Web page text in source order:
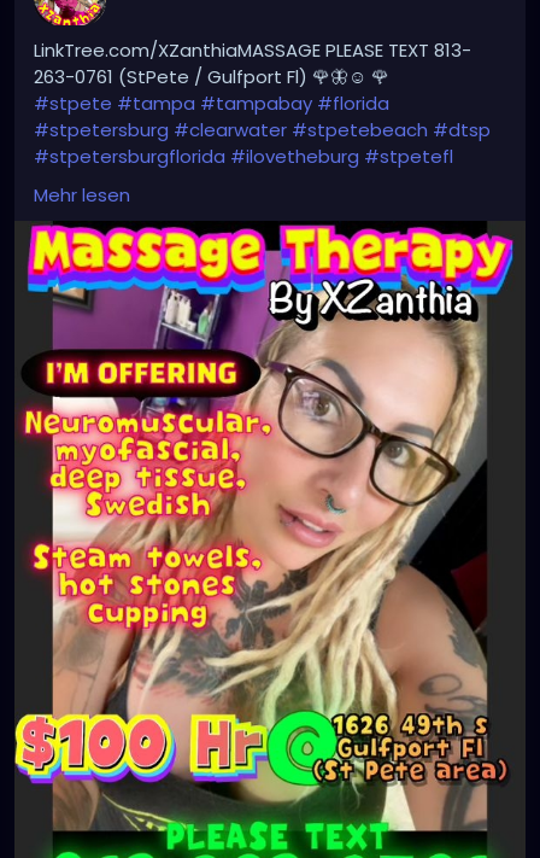
LinkTree.com/XZanthiaMASSAGE PLEASE TEXT 813-
263-0761 (StPete / Gulfport Fl) 🌹🦋☺️ 🌹
#stpete #tampa #tampabay #florida
#stpetersburg #clearwater #stpetebeach #dtsp
#stpetersburgflorida #ilovetheburg #stpetefl
#stpetersburgfl
#sarasota
#southtampa#keepstpetelocal#neuromuscular
#largo#igersstpete #Pinellascounty#ilovestpete
#massageTherapist#instaburg#brandon
#massage
#massagetherapy#palmharbor
Mehr lesen